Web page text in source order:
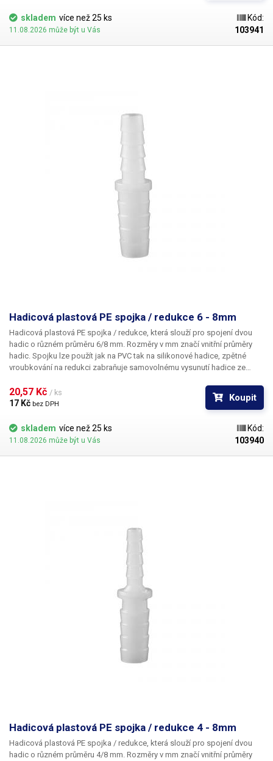
skladem více než 25 ks
11.08.2026 může být u Vás
Kód:
103941
Hadicová plastová PE spojka / redukce 6 - 8mm
Hadicová plastová PE spojka / redukce, která slouží pro spojení dvou
hadic o různém průměru 6/8 mm. Rozměry v mm značí vnitřní průměry
hadic. Spojku lze použít jak na PVC tak na silikonové hadice, zpětné
vroubkování na redukci zabraňuje samovolnému vysunutí hadice ze
41mm Váha: 1g
20,57 Kč / ks
17 Kč bez DPH
Koupit
skladem více než 25 ks
11.08.2026 může být u Vás
Kód:
103940
Hadicová plastová PE spojka / redukce 4 - 8mm
Hadicová plastová PE spojka / redukce, která slouží pro spojení dvou
hadic o různém průměru 4/8 mm. Rozměry v mm značí vnitřní průměry